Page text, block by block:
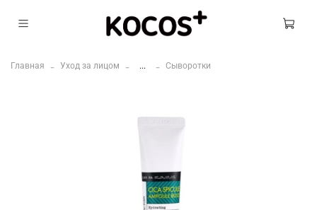
Главная Уход за лицом ... Сыворотки